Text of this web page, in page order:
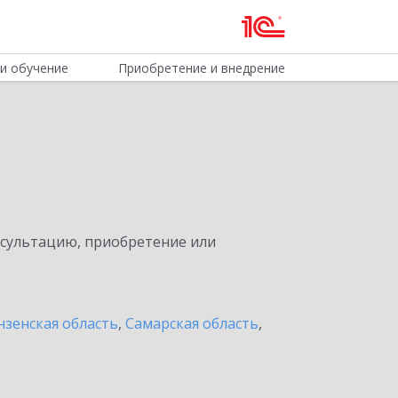
обучение Приобретение и внедрение
приобретение или
область, Самарская область,